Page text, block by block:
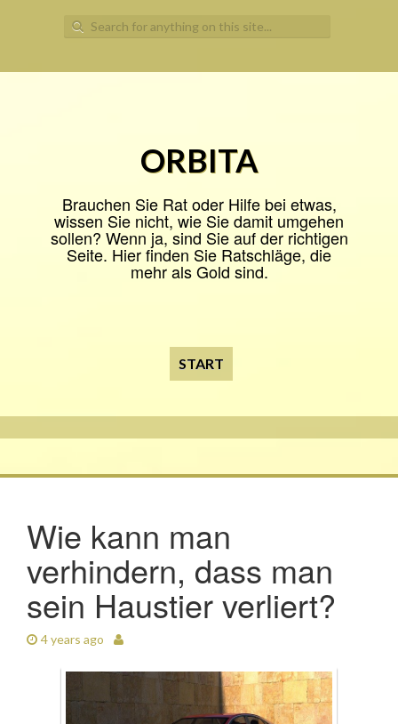
Search
for:
ORBITA
Brauchen Sie Rat oder Hilfe bei etwas,
wissen Sie nicht, wie Sie damit umgehen
sollen? Wenn ja, sind Sie auf der richtigen
Seite. Hier finden Sie Ratschläge, die
mehr als Gold sind.
START
Wie kann man
verhindern, dass man
sein Haustier verliert?
4 years ago